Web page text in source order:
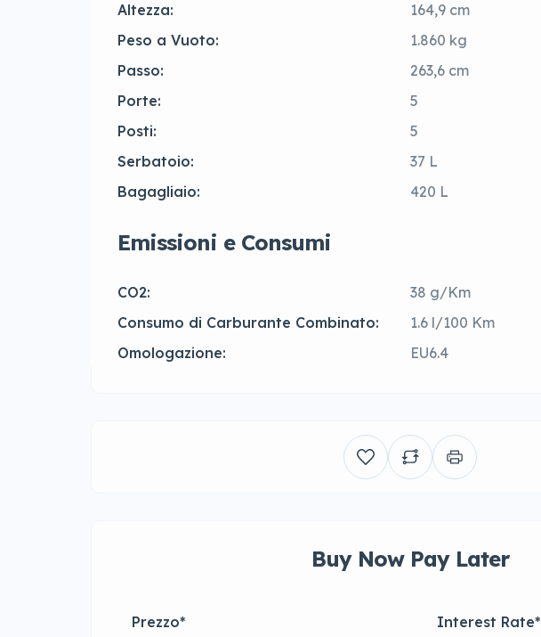
Altezza:
164,9 cm
Peso a Vuoto:
1.860 kg
Passo:
263,6 cm
Porte:
5
Posti:
5
Serbatoio:
37 L
Bagagliaio:
420 L
Emissioni e Consumi
CO2:
38 g/Km
Consumo di Carburante Combinato:
1.6 l/100 Km
Omologazione:
EU6.4
Buy Now Pay Later
Prezzo* Interest Rate*